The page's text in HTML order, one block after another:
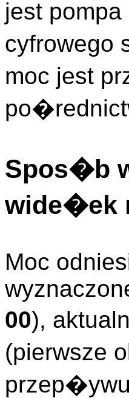
jest
cyfrowego
moc jest
Spos�b
wide�ek
Moc
00),
(pierwsze